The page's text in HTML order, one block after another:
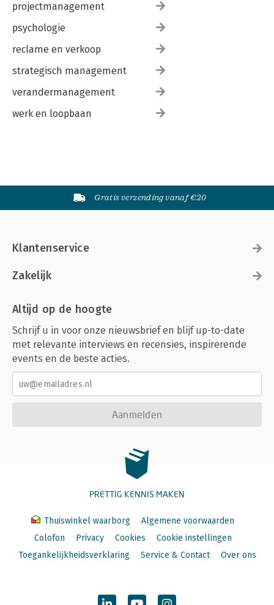
projectmanagement
psychologie
reclame en verkoop
strategisch management
verandermanagement
werk en loopbaan
Gratis verzending vanaf €20
Klantenservice
Zakelijk
Altijd op de hoogte
Schrijf u in voor onze nieuwsbrief en blijf up-to-date
met relevante interviews en recensies, inspirerende
events en de beste acties.
Aanmelden
PRETTIG KENNIS MAKEN
Thuiswinkel waarborg
Algemene voorwaarden
Colofon
Privacy Cookies
Cookie instellingen
Toegankelijkheidsverklaring
Service & Contact Over ons